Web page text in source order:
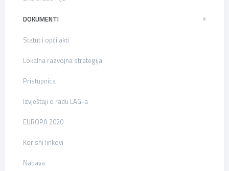
DOKUMENTI
Statut i opći akti
Lokalna razvojna strategija
Pristupnica
Izvještaji o radu LAG-a
EUROPA 2020
Korisni linkovi
Nabava